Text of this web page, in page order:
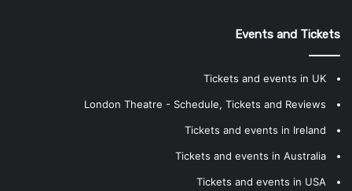
Events and Tickets
Tickets and events in UK
London Theatre - Schedule, Tickets and Reviews
Tickets and events in Ireland
Tickets and events in Australia
Tickets and events in USA